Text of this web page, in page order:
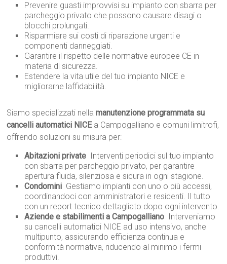
Prevenire guasti improvvisi su impianto con sbarra per
parcheggio privato che possono causare disagi o
blocchi prolungati.
Risparmiare sui costi di riparazione urgenti e
componenti danneggiati.
Garantire il rispetto delle normative europee CE in
materia di sicurezza.
Estendere la vita utile del tuo impianto NICE e
migliorarne laffidabilità.
Siamo specializzati nellamanutenzione programmata su
cancelli automatici NICEa Campogalliano e comuni limitrofi,
offrendo soluzioni su misura per:
Abitazioni private  Interventi periodici sul tuo impianto
con sbarra per parcheggio privato, per garantire
apertura fluida, silenziosa e sicura in ogni stagione.
Condomini  Gestiamo impianti con uno o più accessi,
coordinandoci con amministratori e residenti. Il tutto
con un report tecnico dettagliato dopo ogni intervento.
Aziende e stabilimenti a Campogalliano  Interveniamo
su cancelli automatici NICE ad uso intensivo, anche
multipunto, assicurando efficienza continua e
conformità normativa, riducendo al minimo i fermi
produttivi.